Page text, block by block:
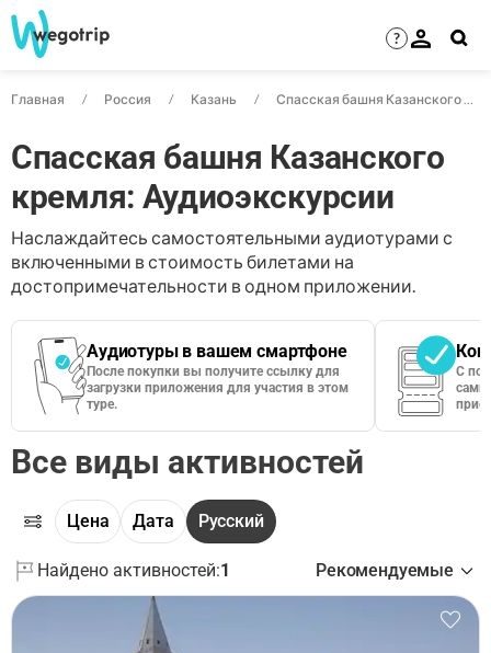
?
Главная Россия Казань Спасская башня Казанского кремля
Спасская башня Казанского
кремля: Аудиоэкскурсии
Наслаждайтесь самостоятельными аудиотурами с
включенными в стоимость билетами на
достопримечательности в одном приложении.
Аудиотуры в вашем смартфоне
После покупки вы получите ссылку для
загрузки приложения для участия в этом
туре.
С
сами
Все виды активностей
Цена Дата Русский
Найдено активностей:1 Рекомендуемые